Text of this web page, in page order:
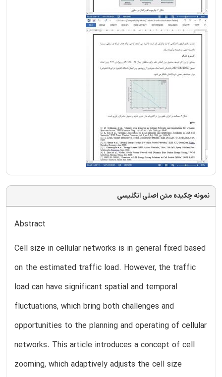
نمونه چکیده متن اصلی انگلیسی
Abstract
Cell size in cellular networks is in general fixed based
on the estimated traffic load. However, the traffic
load can have significant spatial and temporal
fluctuations, which bring both challenges and
opportunities to the planning and operating of cellular
networks. This article introduces a concept of cell
zooming, which adaptively adjusts the cell size